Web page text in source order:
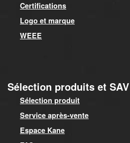
Certifications
Logo et marque
WEEE
Sélection produits et SAV
Sélection produit
Service après-vente
Espace Kane